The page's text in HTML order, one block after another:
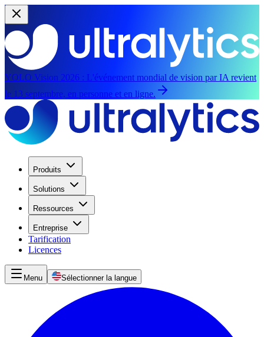
YOLO Vision 2026 : L'événement mondial de vision par IA revient
le 13 septembre, en personne et en ligne.
Produits
Solutions
Ressources
Entreprise
Tarification
Licences
Menu Sélectionner la langue